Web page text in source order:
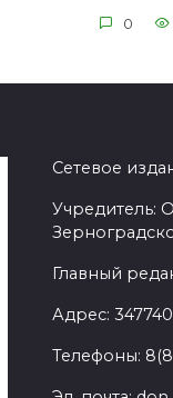
0
Сетевое
Учредитель:
Главный
Адрес:
Телефоны: